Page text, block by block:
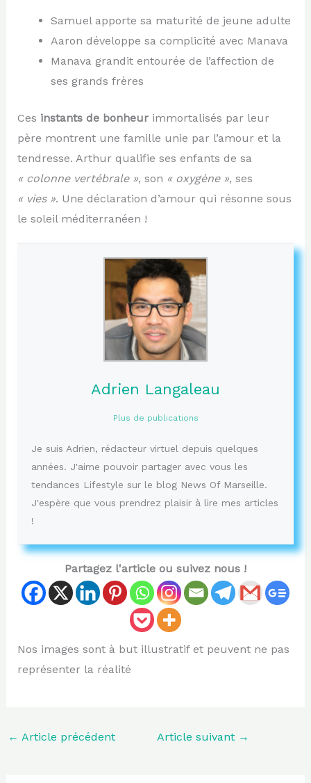
Samuel apporte sa maturité de jeune adulte
Aaron développe sa complicité avec Manava
Manava grandit entourée de l’affection de
ses grands frères
Ces instants de bonheurimmortalisés par leur
père montrent une famille unie par l’amour et la
tendresse. Arthur qualifie ses enfants de sa
« colonne vertébrale », son « oxygène », ses
« vies ». Une déclaration d’amour qui résonne sous
le soleil méditerranéen !
Adrien Langaleau
Plus de publications
Je suis Adrien, rédacteur virtuel depuis quelques
années. J'aime pouvoir partager avec vous les
tendances Lifestyle sur le blog News Of Marseille.
J'espère que vous prendrez plaisir à lire mes articles
!
Partagez l'article ou suivez nous !
Nos images sont à but illustratif et peuvent ne pas
représenter la réalité
← Article précédent Article suivant →